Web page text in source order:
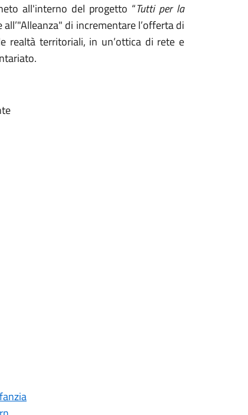
all'interno del progetto “Tutti per la
di incrementare l’offerta di
realtà territoriali, in un’ottica di rete e